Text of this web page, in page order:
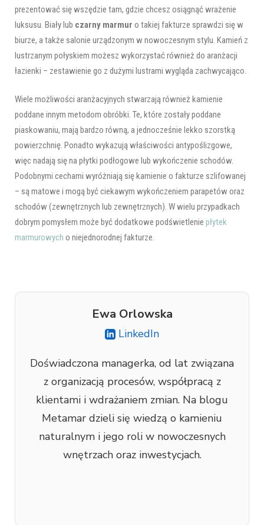
prezentować się wszędzie tam, gdzie chcesz osiągnąć wrażenie
luksusu. Biały lub czarny marmur o takiej fakturze sprawdzi się w
biurze, a także salonie urządzonym w nowoczesnym stylu. Kamień z
lustrzanym połyskiem możesz wykorzystać również do aranżacji
łazienki – zestawienie go z dużymi lustrami wygląda zachwycająco.
Wiele możliwości aranżacyjnych stwarzają również kamienie
poddane innym metodom obróbki. Te, które zostały poddane
piaskowaniu, mają bardzo równą, a jednocześnie lekko szorstką
powierzchnię. Ponadto wykazują właściwości antypoślizgowe,
więc nadają się na płytki podłogowe lub wykończenie schodów.
Podobnymi cechami wyróżniają się kamienie o fakturze szlifowanej
– są matowe i mogą być ciekawym wykończeniem parapetów oraz
schodów (zewnętrznych lub zewnętrznych). W wielu przypadkach
dobrym pomysłem może być dodatkowe podświetlenie płytek
marmurowych o niejednorodnej fakturze.
Ewa Orlowska
LinkedIn
Doświadczona managerka, od lat związana
z organizacją procesów, współpracą z
klientami i wdrażaniem zmian. Na blogu
Metamar dzieli się wiedzą o kamieniu
naturalnym i jego roli w nowoczesnych
wnętrzach oraz inwestycjach.